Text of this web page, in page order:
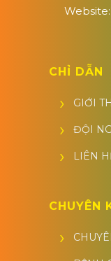
Website:
CHỈ DẪN
GIỚI
ĐỘI
LIÊN
CHUYÊN